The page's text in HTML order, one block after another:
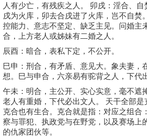
人有少亡，有残疾之人。 卯戌：淫合、自
戌为火库，卯去合戌进了火库，岂不自焚
控能力、意志不坚定、缺乏主见。问婚主
合，上方老人或姊妹有二婚之人。
辰酉：暗合，表私下定，不公开。
巳申：刑合，有矛盾、意见大。象夫妻，
想。巳与申合，六亲易有驼背之人，下
午未：明合，主公开、实心实意，毫不遮
老人有重婚，下代必出文人。 天干全部
克合也有生合。克合就是指：对应之组合
察与罪犯、执政党与在野党，以及赛场上
的仇家团伙等。